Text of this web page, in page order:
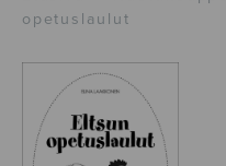
opetuslaulut